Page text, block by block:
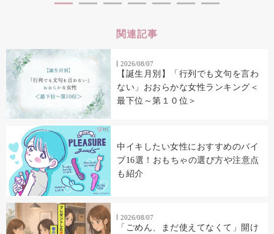
関連記事
2026/08/07
【誕生月別】「行列でも文句を言わ
ない」おおらかな女性ランキング＜
最下位～第１０位＞
中イキしたい女性におすすめのバイ
ブ16選！おもちゃの選び方や注意点
も紹介
2026/08/07
「ごめん、まだ使えてなくて」開け